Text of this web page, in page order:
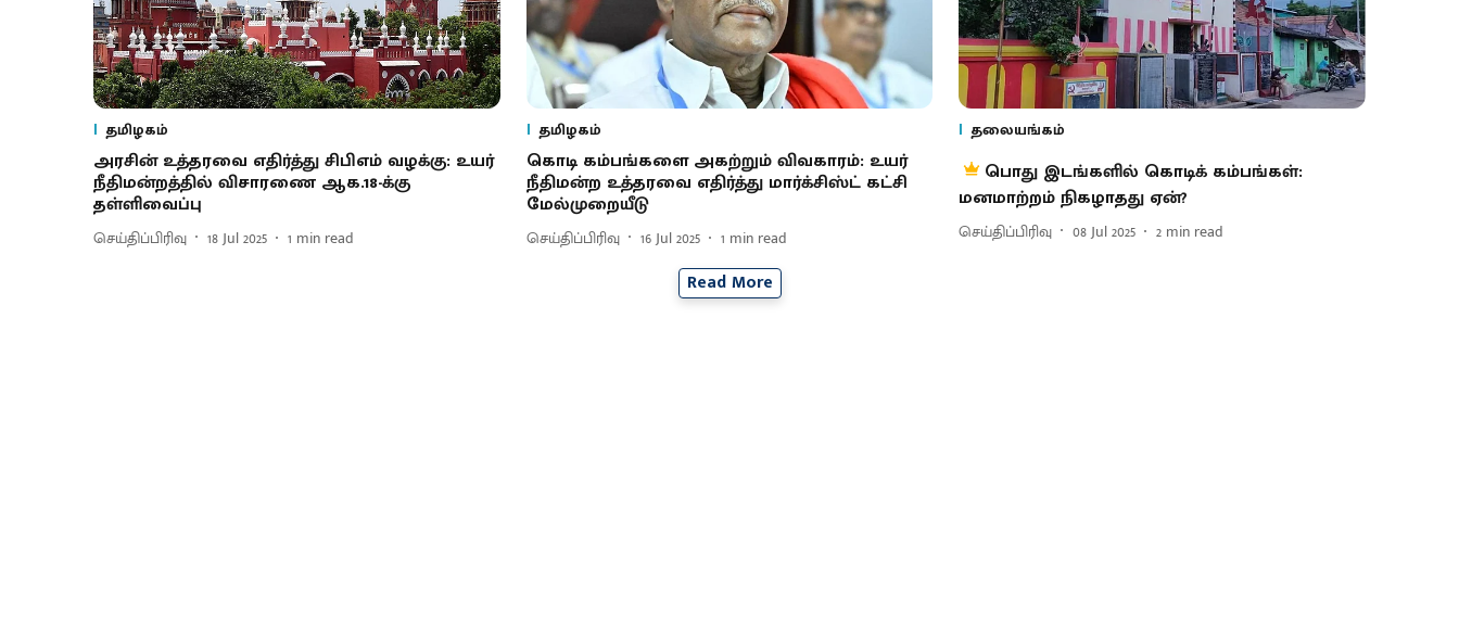
தமிழகம்
அரசின் உத்தரவை எதிர்த்து சிபிஎம் வழக்கு: உயர்
நீதிமன்றத்தில் விசாரணை ஆக.18-க்கு
தள்ளிவைப்பு
செய்திப்பிரிவு 18 Jul 2025 1 min read
தமிழகம்
கொடி கம்பங்களை அகற்றும் விவகாரம்: உயர்
நீதிமன்ற உத்தரவை எதிர்த்து மார்க்சிஸ்ட் கட்சி
மேல்முறையீடு
செய்திப்பிரிவு 16 Jul 2025 1 min read
தலையங்கம்
பொது இடங்களில் கொடிக் கம்பங்கள்:
மனமாற்றம் நிகழாதது ஏன்?
செய்திப்பிரிவு 08 Jul 2025 2 min read
Read More